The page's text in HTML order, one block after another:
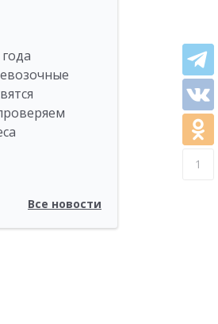
1
Все новости